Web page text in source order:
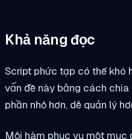
Khả năng đọc
Script phức tạp có thể khó
vấn đề này bằng cách
phần nhỏ hơn, dễ quản lý
Mỗi hàm phục vụ một